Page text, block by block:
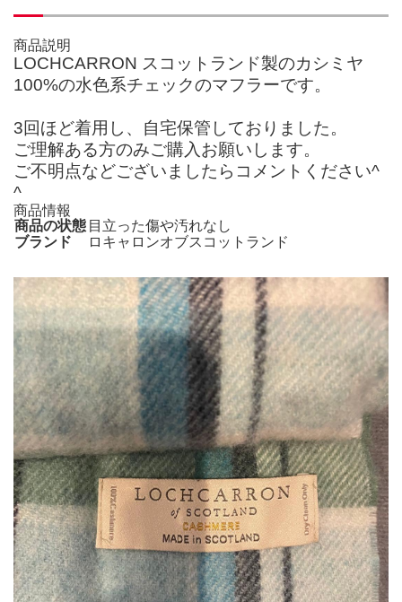
商品説明
LOCHCARRON スコットランド製のカシミヤ
100%の水色系チェックのマフラーです。
3回ほど着用し、自宅保管しておりました。
ご理解ある方のみご購入お願いします。
ご不明点などございましたらコメントください^
^
商品情報
商品の状態 目立った傷や汚れなし
ブランド
ロキャロンオブスコットランド